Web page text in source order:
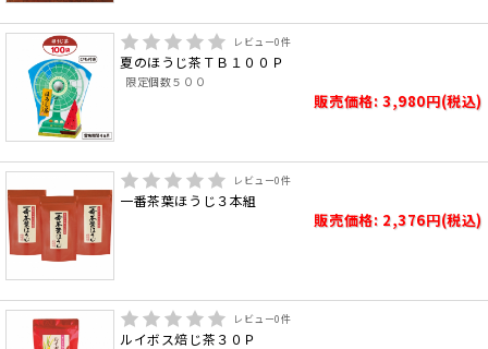
レビュー0件
夏のほうじ茶ＴＢ１００Ｐ
限定個数５００
販売価格: 3,980円(税込)
レビュー0件
一番茶葉ほうじ３本組
販売価格: 2,376円(税込)
レビュー0件
ルイボス焙じ茶３０Ｐ